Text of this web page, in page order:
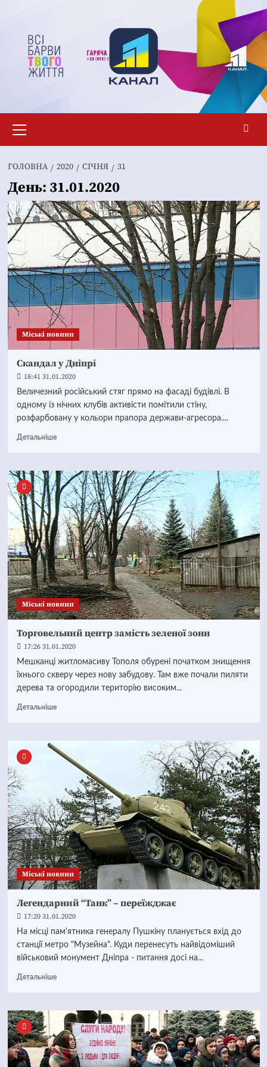
вмісту
меню
ГОЛОВНА 2020 СІЧНЯ 31
День: 31.01.2020
Mіські новини
Скандал у Дніпрі
18:41 31.01.2020
Величезний російський стяг прямо на фасаді будівлі. В
одному із нічних клубів активісти помітили стіну,
розфарбовану у кольори прапора держави-агресора....
Детальніше
Mіські новини
Торговельний центр замість зеленої зони
17:26 31.01.2020
Мешканці житломасиву Тополя обурені початком знищення
їхнього скверу через нову забудову. Там вже почали пиляти
дерева та огородили територію високим...
Детальніше
Mіські новини
Легендарний “Танк” – переїжджає
17:20 31.01.2020
На місці пам'ятника генералу Пушкіну планується вхід до
станції метро "Музейна". Куди перенесуть найвідоміший
військовий монумент Дніпра - питання досі на...
Детальніше